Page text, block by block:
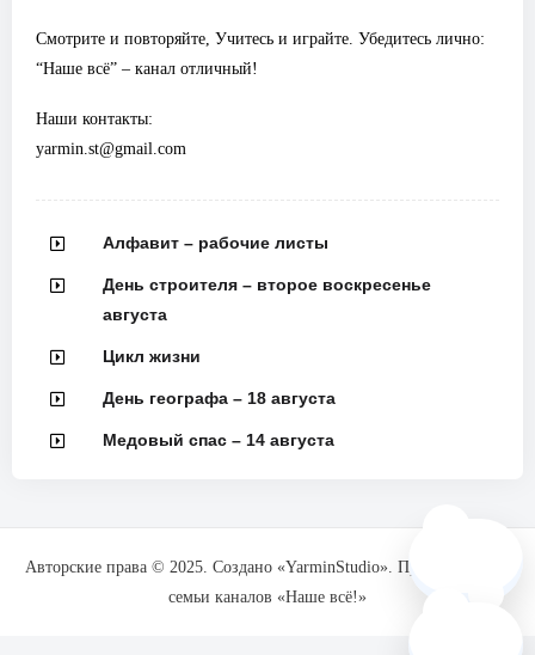
Смотрите и повторяйте, Учитесь и играйте. Убедитесь лично:
“Наше всё” – канал отличный!
Наши контакты:
yarmin.st@gmail.com
Алфавит – рабочие листы
День строителя – второе воскресенье
августа
Цикл жизни
День географа – 18 августа
Медовый спас – 14 августа
Авторские права © 2025. Создано «YarminStudio». При поддержке
семьи каналов «Наше всё!»